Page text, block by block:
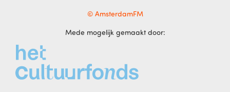
© AmsterdamFM
Mede mogelijk gemaakt door: